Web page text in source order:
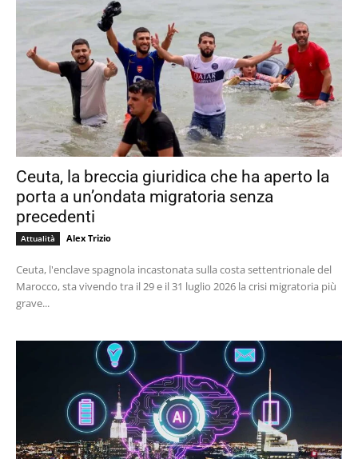
Ceuta, la breccia giuridica che ha aperto la
porta a un’ondata migratoria senza
precedenti
Attualità Alex Trizio
Ceuta, l'enclave spagnola incastonata sulla costa settentrionale del
Marocco, sta vivendo tra il 29 e il 31 luglio 2026 la crisi migratoria più
grave...